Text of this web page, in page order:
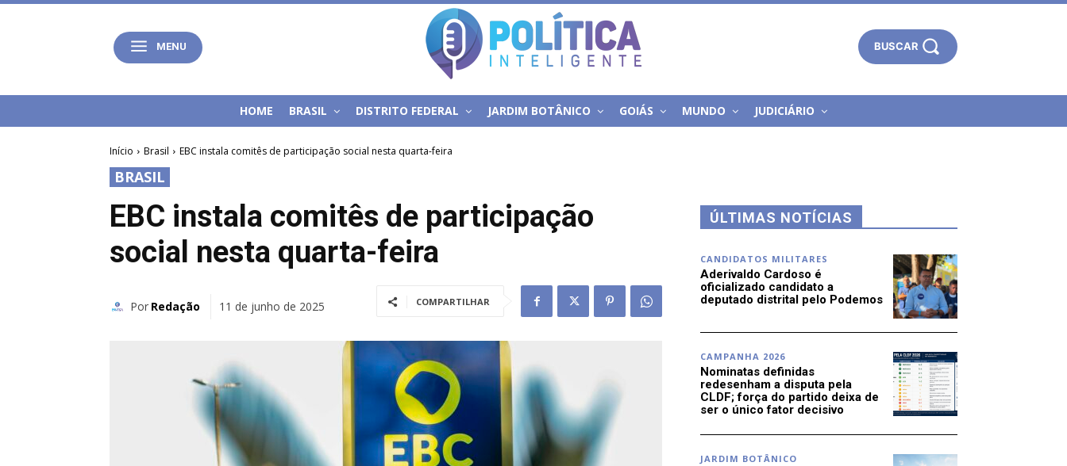
MENU BUSCAR
HOME BRASIL DISTRITO FEDERAL JARDIM BOTÂNICO GOIÁS MUNDO JUDICIÁRIO
Início Brasil EBC instala comitês de participação social nesta quarta-feira
BRASIL
EBC instala comitês de participação
social nesta quarta-feira
Por Redação 11 de junho de 2025 COMPARTILHAR
ÚLTIMAS NOTÍCIAS
CANDIDATOS MILITARES
Aderivaldo Cardoso é
oficializado candidato a
deputado distrital pelo Podemos
CAMPANHA 2026
Nominatas definidas
redesenham a disputa pela
CLDF; força do partido deixa de
ser o único fator decisivo
JARDIM BOTÂNICO